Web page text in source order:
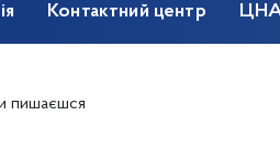
Контактний центр
пишаєшся